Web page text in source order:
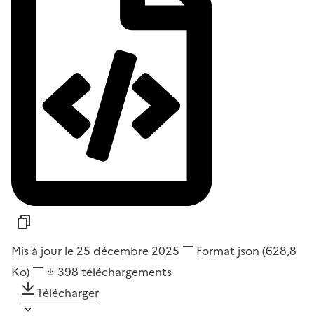
Mis à jour le 25 décembre 2025 Format json (628,8
Ko)
398 téléchargements
Télécharger